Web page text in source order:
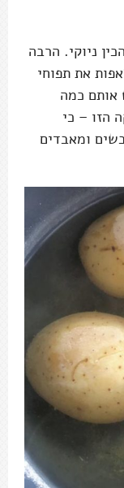
ניוקי. הרבה
את תפוחי
אותם כמה
הזו – כי
ומאבדים